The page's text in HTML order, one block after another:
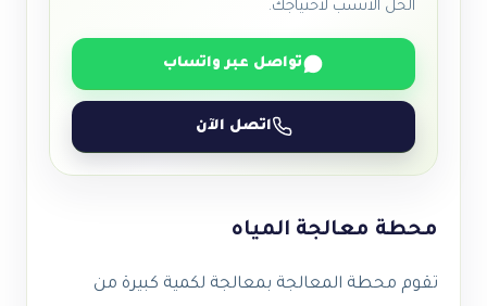
الحل الأنسب لاحتياجك.
تواصل عبر واتساب
اتصل الآن
محطة معالجة المياه
تقوم محطة المعالجة بمعالجة لكمية كبيرة من